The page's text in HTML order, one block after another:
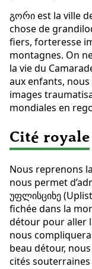
გორი est la ville
chose de
fiers, forteresse
montagnes. On
la vie du
aux enfants,
images
mondiales en
Cité royale
Nous reprenons
nous permet
უფლისციხე
fichée dans la
détour pour aller
nous
beau détour,
cités souterraines